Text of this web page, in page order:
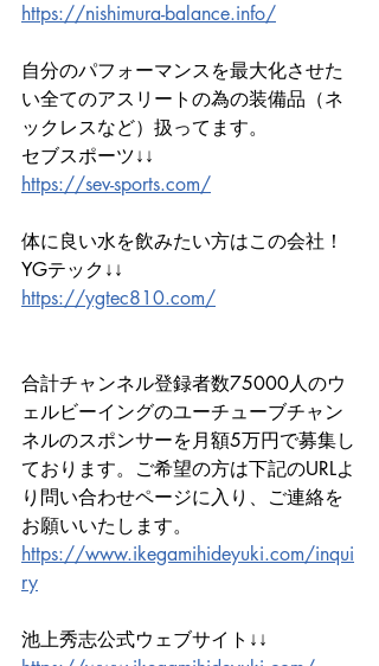
https://nishimura-balance.info/
自分のパフォーマンスを最大化させた
い全てのアスリートの為の装備品（ネ
ックレスなど）扱ってます。
セブスポーツ↓↓
https://sev-sports.com/
体に良い水を飲みたい方はこの会社！
YGテック↓↓
https://ygtec810.com/
合計チャンネル登録者数75000人のウ
ェルビーイングのユーチューブチャン
ネルのスポンサーを月額5万円で募集し
ております。ご希望の方は下記のURLよ
り問い合わせページに入り、ご連絡を
お願いいたします。
https://www.ikegamihideyuki.com/inqui
ry
池上秀志公式ウェブサイト↓↓